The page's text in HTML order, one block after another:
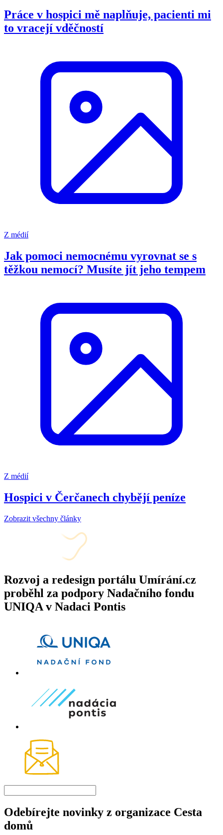
Práce v hospici mě naplňuje, pacienti mi
to vracejí vděčností
Z médií
Jak pomoci nemocnému vyrovnat se s
těžkou nemocí? Musíte jít jeho tempem
Z médií
Hospici v Čerčanech chybějí peníze
Zobrazit všechny články
Rozvoj a redesign portálu Umírání.cz
proběhl za podpory Nadačního fondu
UNIQA v Nadaci Pontis
Odebírejte novinky z organizace Cesta
domů